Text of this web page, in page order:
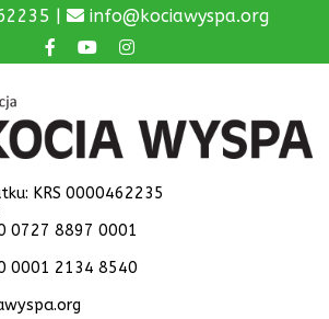
| info@kociawyspa.org
KRS 0000462235
0727 8897 0001
0001 2134 8540